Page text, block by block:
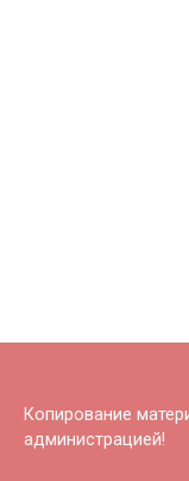
Копирование
администрацией!